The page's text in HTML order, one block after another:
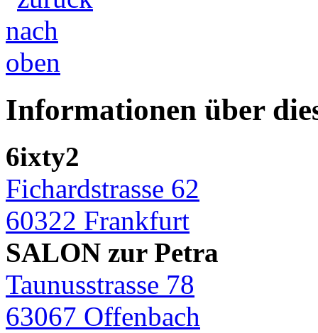
Informationen über
6ixty2
Fichardstrasse 62
60322 Frankfurt
SALON zur Petra
Taunusstrasse 78
63067 Offenbach